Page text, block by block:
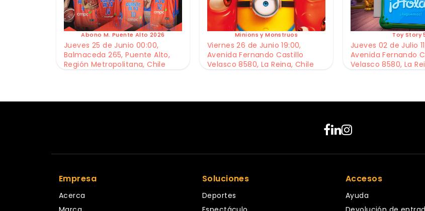
Abono M. Puente Alto 2026
Jueves 25 de Junio 00:00,
Balmaceda 265, Puente Alto,
Región Metropolitana, Chile
Minions y Monstruos
Viernes 26 de Junio 19:00,
Avenida Fernando Castillo
Velasco 8580, La Reina, Chile
Toy Story
Jueves 02 de Julio
Avenida Fernando
Velasco 8580, La
Empresa
Acerca
Soluciones
Deportes
Accesos
Ayuda